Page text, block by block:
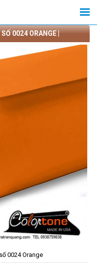
0024 ORANGE |
0024 Orange